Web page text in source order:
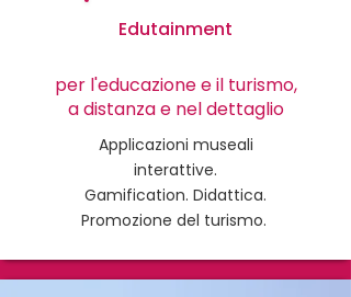
Edutainment
per l'educazione e il turismo,
a distanza e nel dettaglio
Applicazioni museali
interattive.
Gamification. Didattica.
Promozione del turismo.